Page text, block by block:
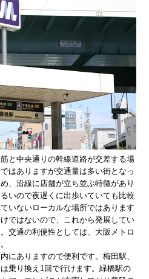
と中央通りの幹線道路が交差する場
はありますが交通量は多い街となっ
、沿線に店舗が立ち並ぶ特徴があり
いので夜遅くに出歩いていても比較
いないローカルな場所ではあります
ではないので、これから発展してい
交通の利便性としては、大阪メトロ
にありますので便利です。梅田駅、
乗り換え1回で行けます。緑橋駅の